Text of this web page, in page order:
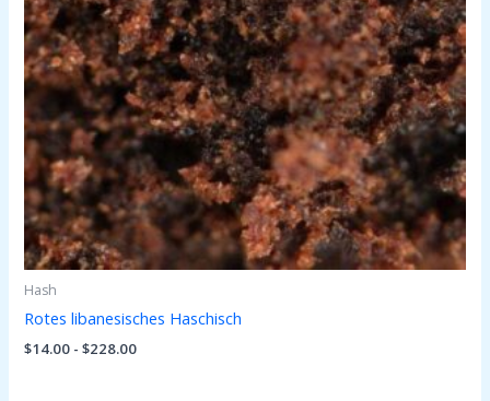
Hash
Rotes libanesisches Haschisch
$14.00 - $228.00